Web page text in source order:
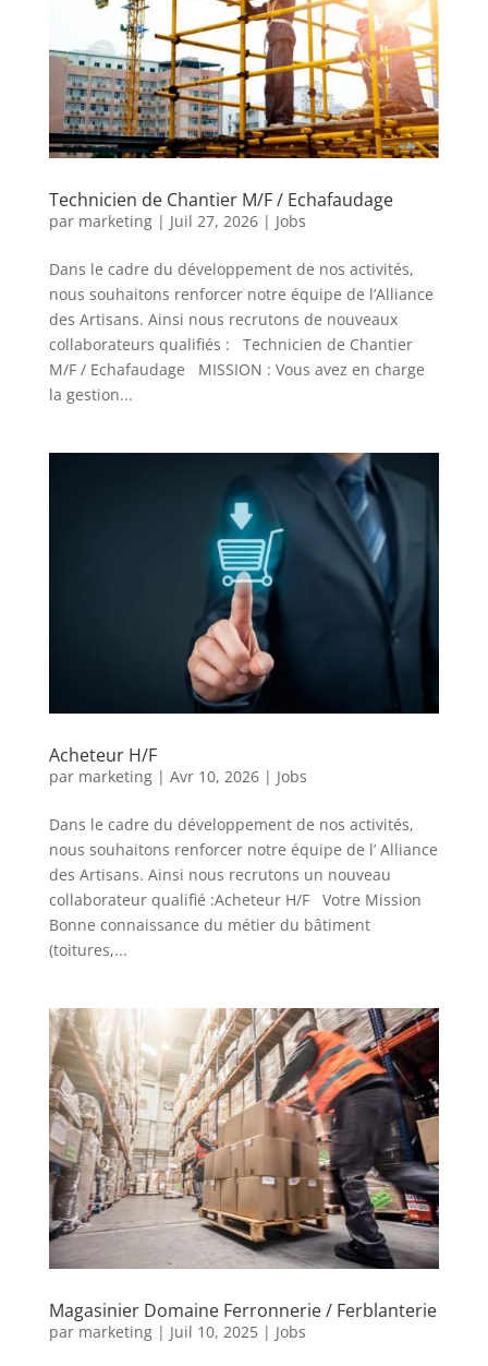
Technicien de Chantier M/F / Echafaudage
par marketing| Juil 27, 2026| Jobs
Dans le cadre du développement de nos activités,
nous souhaitons renforcer notre équipe de l’Alliance
des Artisans. Ainsi nous recrutons de nouveaux
collaborateurs qualifiés : Technicien de Chantier
M/F / Echafaudage MISSION : Vous avez en charge
la gestion...
Acheteur H/F
par marketing| Avr 10, 2026| Jobs
Dans le cadre du développement de nos activités,
nous souhaitons renforcer notre équipe de l’ Alliance
des Artisans. Ainsi nous recrutons un nouveau
collaborateur qualifié :Acheteur H/F Votre Mission
Bonne connaissance du métier du bâtiment
(toitures,...
Magasinier Domaine Ferronnerie / Ferblanterie
par marketing| Juil 10, 2025| Jobs